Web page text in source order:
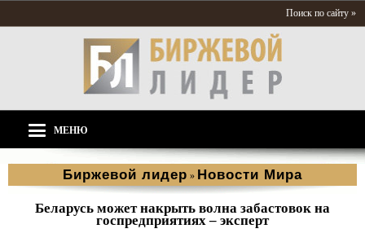
Поиск по сайту »
МЕНЮ
Биржевой лидер » Новости Мира
Беларусь может накрыть волна забастовок на
госпредприятиях – эксперт